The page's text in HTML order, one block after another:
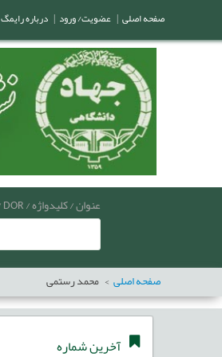
عنوان / کلیدواژه / DOI / DOR
صفحه اصلی محمد رستمی
آخرین شماره
صفحه اصلی | عضویت/ ورود | درباره رایمگ